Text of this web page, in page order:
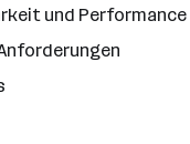
und Performance